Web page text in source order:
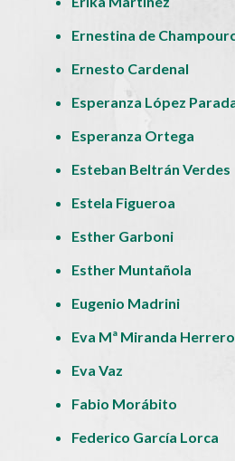
Ernestina de
Ernesto Cardenal
Esperanza López
Esperanza Ortega
Esteban Beltrán Verdes
Estela Figueroa
Esther Garboni
Esther Muntañola
Eugenio Madrini
Eva Mª Miranda Herrero
Eva Vaz
Fabio Morábito
Federico García Lorca